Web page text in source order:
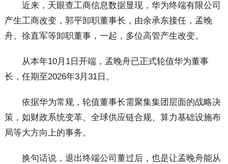
近来，天眼查工商信息数据显现，华为终端有限公司
产生工商改变，郭平卸职董事长，由余承东接任，孟晚
舟、徐直军等卸职董事，一起，多位高管产生改变。
从本年10月1日开端，孟晚舟已正式轮值华为董事
长，任期至2026年3月31日。
依据华为常规，轮值董事长需聚集集团层面的战略决
策，如财政系统变革、全球供应链合规、算力基础设施布
局等大方向上的事务。
换句话说，退出终端公司董过后，也是让孟晚舟能从